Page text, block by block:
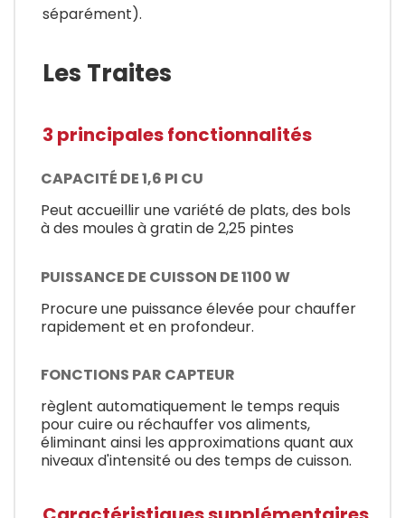
séparément).
Les Traites
3 principales fonctionnalités
CAPACITÉ DE 1,6 PI CU
Peut accueillir une variété de plats, des bols
à des moules à gratin de 2,25 pintes
PUISSANCE DE CUISSON DE 1100 W
Procure une puissance élevée pour chauffer
rapidement et en profondeur.
FONCTIONS PAR CAPTEUR
règlent automatiquement le temps requis
pour cuire ou réchauffer vos aliments,
éliminant ainsi les approximations quant aux
niveaux d'intensité ou des temps de cuisson.